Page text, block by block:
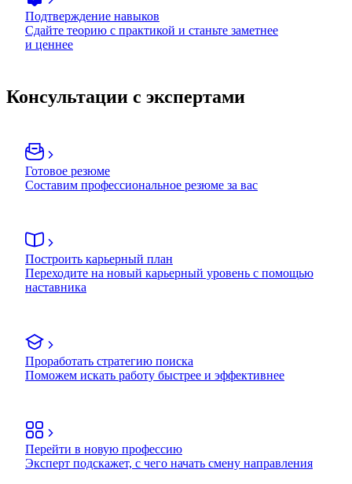
Подтверждение навыков
Сдайте теорию с практикой и станьте заметнее
и ценнее
Консультации с экспертами
Готовое резюме
Составим профессиональное резюме за вас
Построить карьерный план
Переходите на новый карьерный уровень с помощью
наставника
Проработать стратегию поиска
Поможем искать работу быстрее и эффективнее
Перейти в новую профессию
Эксперт подскажет, с чего начать смену направления